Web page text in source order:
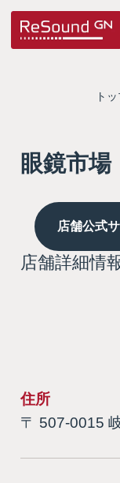
ト
眼鏡市
店舗公式
店舗詳細情
住所
〒 507-0015